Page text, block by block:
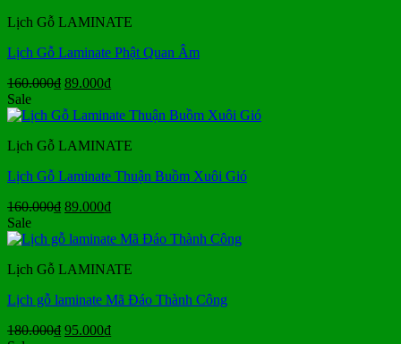
89.000₫.
Lịch Gỗ LAMINATE
Lịch Gỗ Laminate Phật Quan Âm
160.000₫ Giá
là:
89.000₫Giá
tại
89.000₫.
Sale
Lịch Gỗ LAMINATE
Lịch Gỗ Laminate Thuận Buồm Xuôi Gió
160.000₫ Giá
là:
89.000₫Giá
tại
89.000₫.
Sale
Lịch Gỗ LAMINATE
Lịch gỗ laminate Mã Đáo Thành Công
180.000₫ Giá
95.000₫Giá